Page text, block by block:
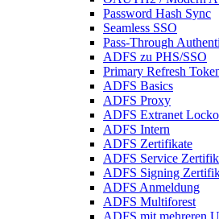
Password Hash Sync
Seamless SSO
Pass-Through
ADFS zu PHS/SSO
Primary Refresh
ADFS Basics
ADFS Proxy
ADFS Extranet
ADFS Intern
ADFS Zertifikate
ADFS Service
ADFS Signing
ADFS Anmeldung
ADFS Multiforest
ADFS mit mehreren